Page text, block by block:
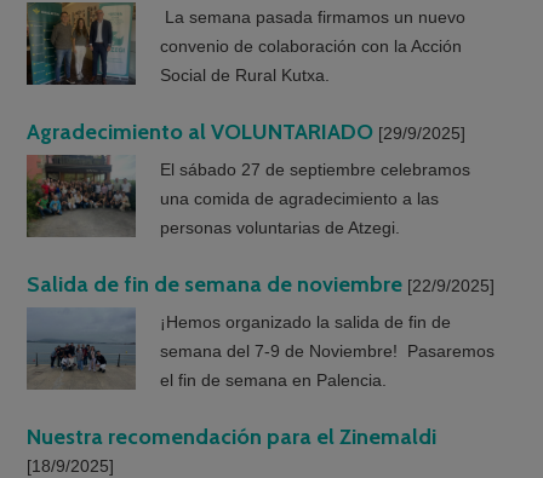
La semana pasada firmamos un nuevo
convenio de colaboración con la Acción
Social de Rural Kutxa.
Agradecimiento al VOLUNTARIADO [29/9/2025]
El sábado 27 de septiembre celebramos
una comida de agradecimiento a las
personas voluntarias de Atzegi.
Salida de fin de semana de noviembre [22/9/2025]
¡Hemos organizado la salida de fin de
semana del 7-9 de Noviembre! Pasaremos
el fin de semana en Palencia.
Nuestra recomendación para el Zinemaldi
[18/9/2025]